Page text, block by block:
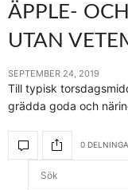
ÄPPLE-
UTAN
SEPTEMBER 24, 2019
Till typisk
grädda goda och
0